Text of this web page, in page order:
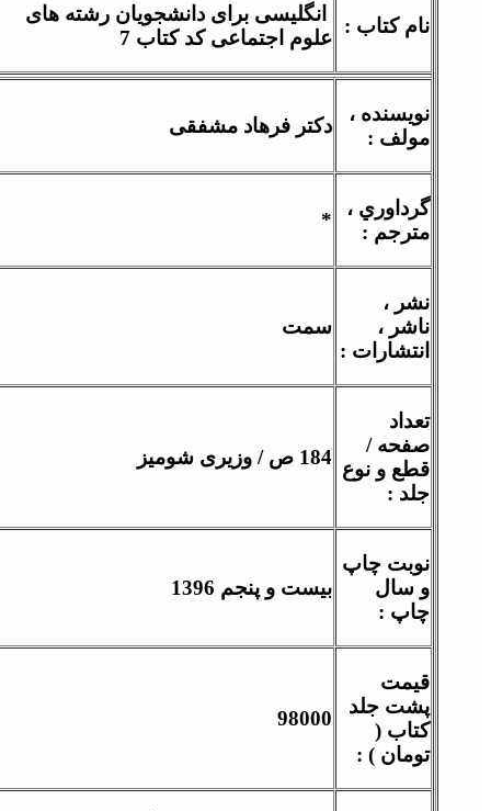
نام کتاب :
انگلیسی برای دانشجویان رشته های
علوم اجتماعی کد کتاب 7
نويسنده ،
مولف :
دکتر فرهاد مشفقی
گرداوري ،
مترجم :
*
نشر ،
ناشر ،
انتشارات :
سمت
تعداد
صفحه /
قطع و نوع
جلد :
184 ص / وزیری شومیز
نوبت چاپ
و سال
چاپ :
بیست و پنجم 1396
قيمت
پشت جلد
کتاب (
تومان ) :
98000